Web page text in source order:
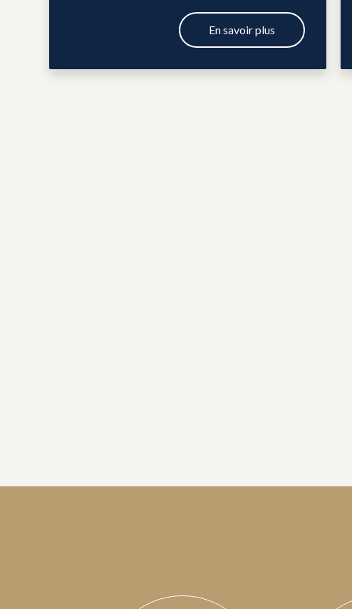
En savoir plus